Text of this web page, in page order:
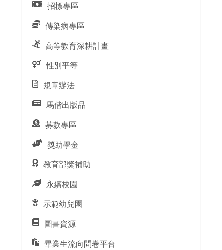
招標專區
傳染病專區
高等教育深耕計畫
性別平等
規章辦法
馬偕出版品
募款專區
獎助學金
教育部獎補助
永續校園
示範幼兒園
圖書資源
畢業生流向問卷平台